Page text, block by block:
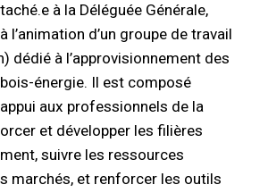
à la Déléguée Générale,
l’animation d’un groupe de travail
dédié à l’approvisionnement des
énergie. Il est composé
appui aux professionnels de la
et développer les filières
suivre les ressources
marchés, et renforcer les outils